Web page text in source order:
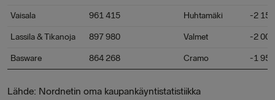
Vaisala 961 415 Huhtamäki -2
Lassila & Tikanoja 897 980 Valmet -2
Basware 864 268 Cramo -1
Lähde: Nordnetin oma kaupankäyntistatistiikka